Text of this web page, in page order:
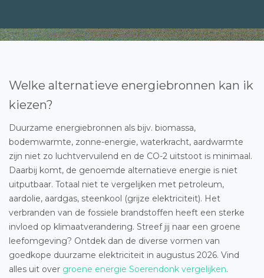
Welke alternatieve energiebronnen kan ik
kiezen?
Duurzame energiebronnen als bijv. biomassa,
bodemwarmte, zonne-energie, waterkracht, aardwarmte
zijn niet zo luchtvervuilend en de CO-2 uitstoot is minimaal.
Daarbij komt, de genoemde alternatieve energie is niet
uitputbaar. Totaal niet te vergelijken met petroleum,
aardolie, aardgas, steenkool (grijze elektriciteit). Het
verbranden van de fossiele brandstoffen heeft een sterke
invloed op klimaatverandering. Streef jij naar een groene
leefomgeving? Ontdek dan de diverse vormen van
goedkope duurzame elektriciteit in augustus 2026. Vind
alles uit over groene energie Soerendonk vergelijken.